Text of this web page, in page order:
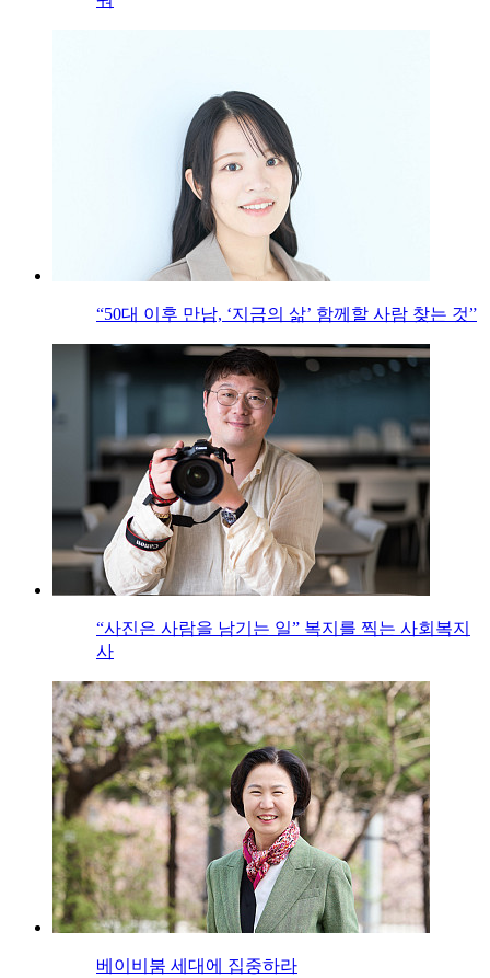
“50대 이후 만남, ‘지금의 삶’ 함께할 사람 찾는 것”
“사진은 사람을 남기는 일” 복지를 찍는 사회복지
사
베이비붐 세대에 집중하라